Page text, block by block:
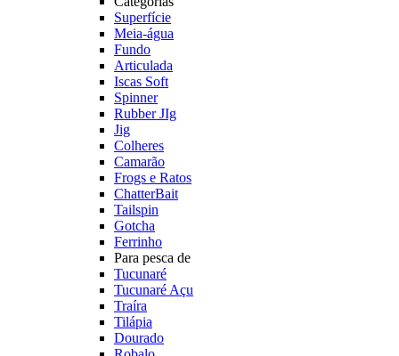
Superfície
Meia-água
Fundo
Articulada
Iscas Soft
Spinner
Rubber JIg
Jig
Colheres
Camarão
Frogs e Ratos
ChatterBait
Tailspin
Gotcha
Ferrinho
Para pesca de
Tucunaré
Tucunaré Açu
Traíra
Tilápia
Dourado